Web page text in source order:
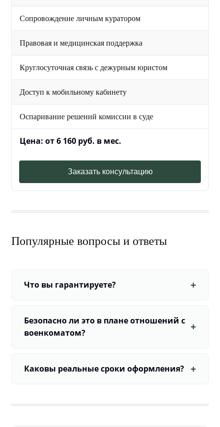
Сопровождение личным куратором
Правовая и медицинская поддержка
Круглосуточная связь с дежурным юристом
Доступ к мобильному кабинету
Оспаривание решений комиссии в суде
Цена: от 6 160 руб. в мес.
Заказать консультацию
Популярные вопросы и ответы
Что вы гарантируете?
Безопасно ли это в плане отношений с
военкоматом?
Каковы реальные сроки оформления?